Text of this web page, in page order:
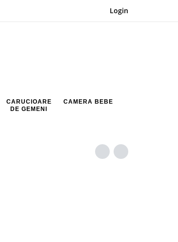
Login
CARUCIOARE
DE GEMENI
CAMERA BEBE